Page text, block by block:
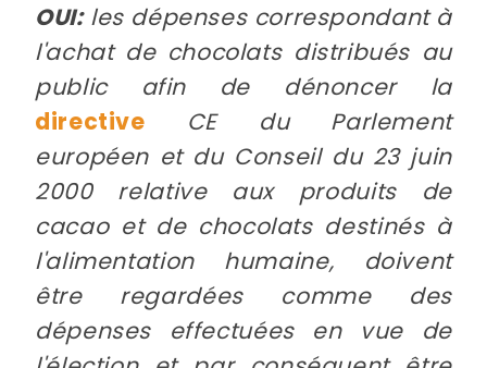
OUI:les dépenses correspondant à
l'achat de chocolats distribués au
public afin de dénoncer la
directive CE du Parlement
européen et du Conseil du 23 juin
2000 relative aux produits de
cacao et de chocolats destinés à
l'alimentation humaine, doivent
être regardées comme des
dépenses effectuées en vue de